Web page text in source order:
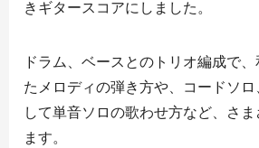
きギタースコアにしました。
ドラム、ベースとのトリオ編成で
たメロディの弾き方や、コードソ
して単音ソロの歌わせ方など、さ
ます。